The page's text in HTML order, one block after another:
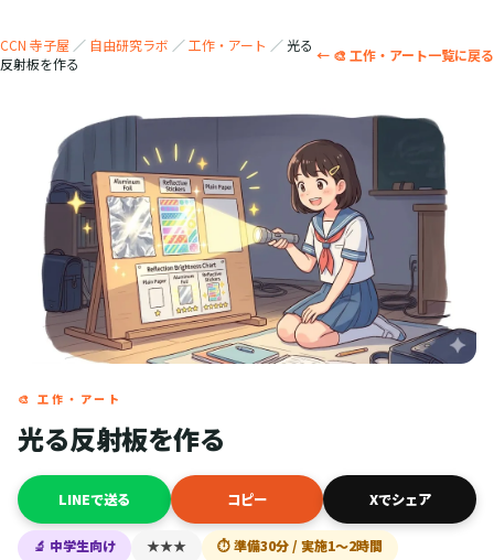
CCN 寺子屋 ／ 自由研究ラボ ／工作・アート ／ 光る
反射板を作る
← 🎨 工作・アート一覧に戻る
🎨 工作・アート
光る反射板を作る
LINEで送る コピー Xでシェア
🔬 中学生向け ★★★ ⏱ 準備30分 / 実施1〜2時間